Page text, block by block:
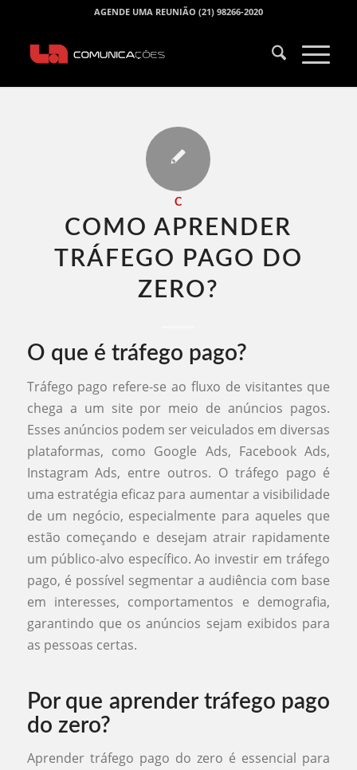
AGENDE UMA REUNIÃO (21) 98266-2020
C
COMO APRENDER
TRÁFEGO PAGO DO
ZERO​?
O que é tráfego pago?
Tráfego pago refere-se ao fluxo de visitantes que
chega a um site por meio de anúncios pagos.
Esses anúncios podem ser veiculados em diversas
plataformas, como Google Ads, Facebook Ads,
Instagram Ads, entre outros. O tráfego pago é
uma estratégia eficaz para aumentar a visibilidade
de um negócio, especialmente para aqueles que
estão começando e desejam atrair rapidamente
um público-alvo específico. Ao investir em tráfego
pago, é possível segmentar a audiência com base
em interesses, comportamentos e demografia,
garantindo que os anúncios sejam exibidos para
as pessoas certas.
Por que aprender tráfego pago
do zero?
Aprender tráfego pago do zero é essencial para